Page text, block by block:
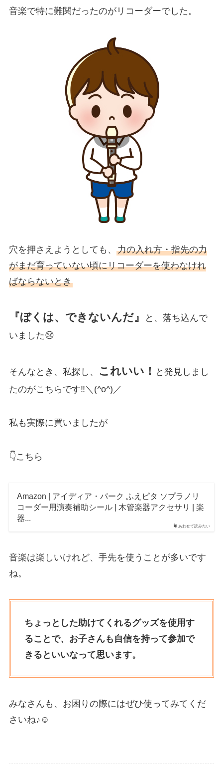
音楽で特に難関だったのがリコーダーでした。
穴を押さえようとしても、 力の入れ方・指先の力
がまだ育っていない頃にリコーダーを使わなけれ
ばならないとき
『ぼくは、できないんだ』
と、落ち込んで
いました😢
そんなとき、私探し、 これいい！ と発見しまし
たのがこちらです‼️＼(^o^)／
私も実際に買いましたが
👇️こちら
あわせて読みたい
Amazon | アイディア・パーク ふえピタ ソプラノリ
コーダー用演奏補助シール | 木管楽器アクセサリ | 楽
器...
音楽は楽しいけれど、手先を使うことが多いです
ね。
ちょっとした助けてくれるグッズを使用す
ることで、お子さんも自信を持って参加で
きるといいなって思います。
みなさんも、お困りの際にはぜひ使ってみてくだ
さいね♪☺️